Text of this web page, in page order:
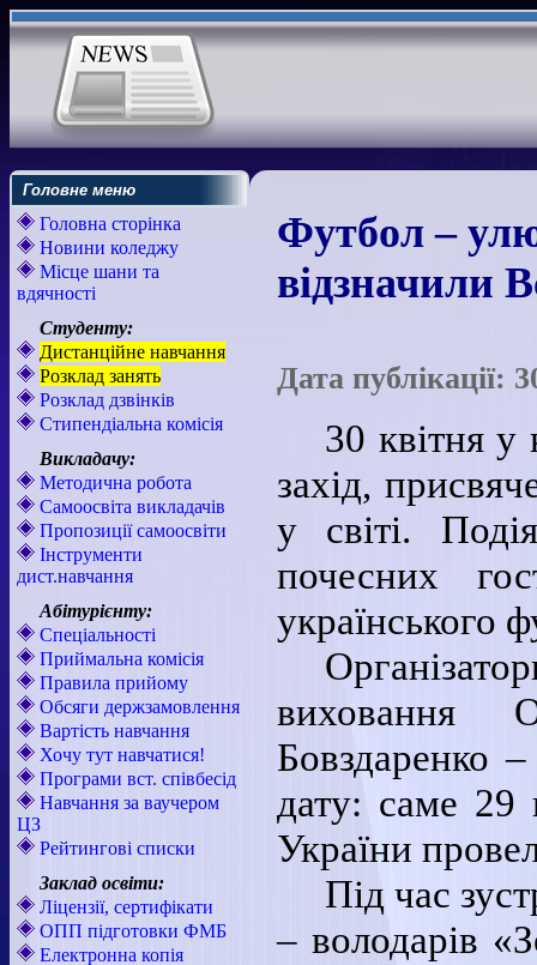
Головне меню
Головна сторінка
Новини коледжу
Місце шани та
вдячності
Студенту:
Дистанційне навчання
Розклад занять
Розклад дзвінків
Стипендіальна комісія
Викладачу:
Методична робота
Самоосвіта викладачів
Пропозиції самоосвіти
Інструменти
дист.навчання
Абітурієнту:
Спеціальності
Приймальна комісія
Правила прийому
Обсяги держзамовлення
Вартість навчання
Хочу тут навчатися!
Програми вст. співбесід
Навчання за ваучером
ЦЗ
Рейтингові списки
Заклад освіти:
Ліцензії, сертифікати
ОПП підготовки ФМБ
Електронна копія
Футбол –
відзначили
Дата публікації:
30 квітня у
захід,
у світі.
почесних
українського
виховання
Бовздаренко
дату: саме 29
України
Під час
– володарів